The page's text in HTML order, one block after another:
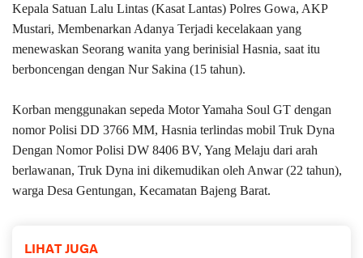
Kepala Satuan Lalu Lintas (Kasat Lantas) Polres Gowa, AKP
Mustari, Membenarkan Adanya Terjadi kecelakaan yang
menewaskan Seorang wanita yang berinisial Hasnia, saat itu
berboncengan dengan Nur Sakina (15 tahun).
Korban menggunakan sepeda Motor Yamaha Soul GT dengan
nomor Polisi DD 3766 MM, Hasnia terlindas mobil Truk Dyna
Dengan Nomor Polisi DW 8406 BV, Yang Melaju dari arah
berlawanan, Truk Dyna ini dikemudikan oleh Anwar (22 tahun),
warga Desa Gentungan, Kecamatan Bajeng Barat.
LIHAT JUGA